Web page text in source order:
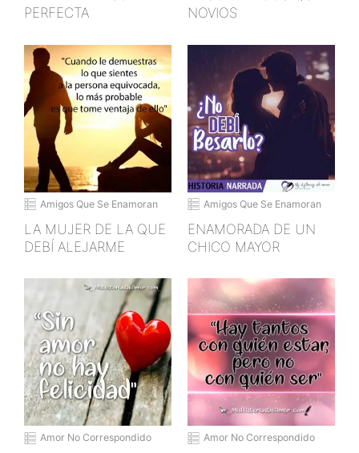
PERFECTA
NOVIOS
Amigos Que Se Enamoran
LA MUJER DE LA QUE
DEBÍ ALEJARME
Amigos Que Se Enamoran
ENAMORADA DE UN
CHICO MAYOR
Amor No Correspondido Amor No Correspondido